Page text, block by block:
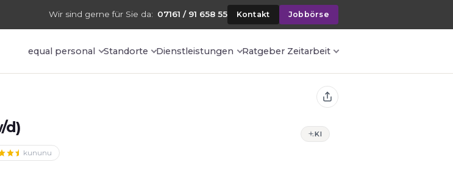
Wir sind gerne für Sie da: 07161 / 91 658 55 Kontakt Jobbörse
equal personal Standorte Dienstleistungen Ratgeber Zeitarbeit
KI
d)
kununu